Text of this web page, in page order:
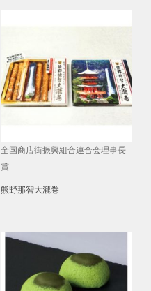
賞
熊野那智大瀧巻